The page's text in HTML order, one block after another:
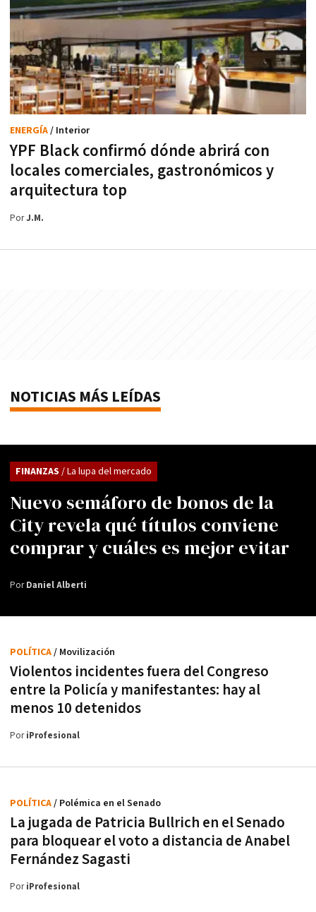
YPF Black confirmó dónde abrirá con
locales comerciales, gastronómicos y
arquitectura top
ENERGÍA/ Interior
PorJ.M.
NOTICIAS MÁS LEÍDAS
Nuevo semáforo de bonos de la
City revela qué títulos conviene
comprar y cuáles es mejor evitar
FINANZAS / La lupa del mercado
PorDaniel Alberti
Violentos incidentes fuera del Congreso
entre la Policía y manifestantes: hay al
menos 10 detenidos
POLÍTICA/ Movilización
PoriProfesional
La jugada de Patricia Bullrich en el Senado
para bloquear el voto a distancia de Anabel
Fernández Sagasti
POLÍTICA/ Polémica en el Senado
PoriProfesional